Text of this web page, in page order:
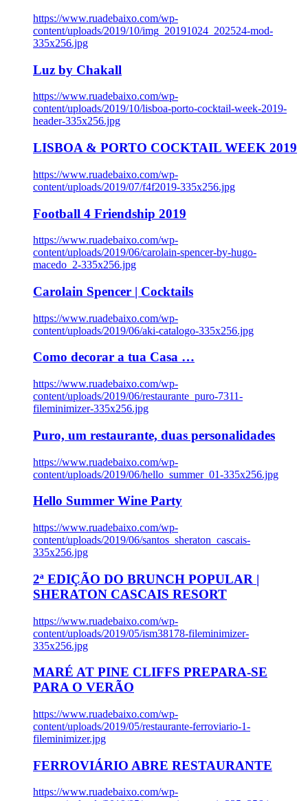
https://www.ruadebaixo.com/wp-
content/uploads/2019/10/img_20191024_202524-mod-
335x256.jpg
Luz by Chakall
https://www.ruadebaixo.com/wp-
content/uploads/2019/10/lisboa-porto-cocktail-week-2019-
header-335x256.jpg
LISBOA & PORTO COCKTAIL WEEK 2019
https://www.ruadebaixo.com/wp-
content/uploads/2019/07/f4f2019-335x256.jpg
Football 4 Friendship 2019
https://www.ruadebaixo.com/wp-
content/uploads/2019/06/carolain-spencer-by-hugo-
macedo_2-335x256.jpg
Carolain Spencer | Cocktails
https://www.ruadebaixo.com/wp-
content/uploads/2019/06/aki-catalogo-335x256.jpg
Como decorar a tua Casa …
https://www.ruadebaixo.com/wp-
content/uploads/2019/06/restaurante_puro-7311-
fileminimizer-335x256.jpg
Puro, um restaurante, duas personalidades
https://www.ruadebaixo.com/wp-
content/uploads/2019/06/hello_summer_01-335x256.jpg
Hello Summer Wine Party
https://www.ruadebaixo.com/wp-
content/uploads/2019/06/santos_sheraton_cascais-
335x256.jpg
2ª EDIÇÃO DO BRUNCH POPULAR |
SHERATON CASCAIS RESORT
https://www.ruadebaixo.com/wp-
content/uploads/2019/05/ism38178-fileminimizer-
335x256.jpg
MARÉ AT PINE CLIFFS PREPARA-SE
PARA O VERÃO
https://www.ruadebaixo.com/wp-
content/uploads/2019/05/restaurante-ferroviario-1-
fileminimizer.jpg
FERROVIÁRIO ABRE RESTAURANTE
https://www.ruadebaixo.com/wp-